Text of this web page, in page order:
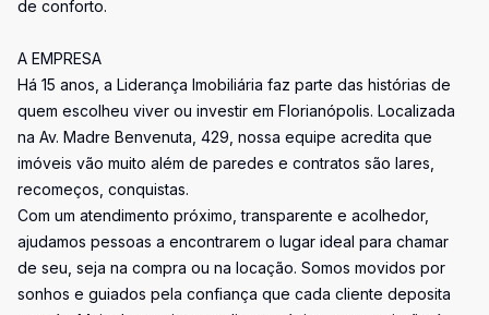
de conforto.
A EMPRESA
Há 15 anos, a Liderança Imobiliária faz parte das histórias de
quem escolheu viver ou investir em Florianópolis. Localizada
na Av. Madre Benvenuta, 429, nossa equipe acredita que
imóveis vão muito além de paredes e contratos são lares,
recomeços, conquistas.
Com um atendimento próximo, transparente e acolhedor,
ajudamos pessoas a encontrarem o lugar ideal para chamar
de seu, seja na compra ou na locação. Somos movidos por
sonhos e guiados pela confiança que cada cliente deposita